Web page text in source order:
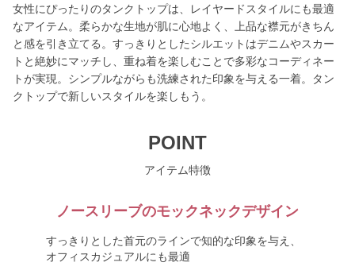
女性にぴったりのタンクトップは、レイヤードスタイルにも最適
なアイテム。柔らかな生地が肌に心地よく、上品な襟元がきちん
と感を引き立てる。すっきりとしたシルエットはデニムやスカー
トと絶妙にマッチし、重ね着を楽しむことで多彩なコーディネー
トが実現。シンプルながらも洗練された印象を与える一着。タン
クトップで新しいスタイルを楽しもう。
POINT
アイテム特徴
ノースリーブのモックネックデザイン
すっきりとした首元のラインで知的な印象を与え、
オフィスカジュアルにも最適